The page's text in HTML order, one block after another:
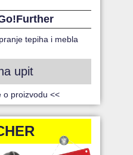
tepiha i mebla
upit
o proizvodu <<